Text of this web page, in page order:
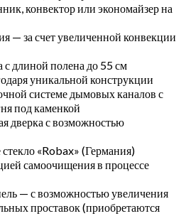
конвектор или экономайзер на
— за счет увеличенной конвекции
длиной полена до 55 см
уникальной конструкции
системе дымовых каналов с
под каменкой
дверка с возможностью
«Robax» (Германия)
самоочищения в процессе
— с возможностью увеличения
проставок (приобретаются